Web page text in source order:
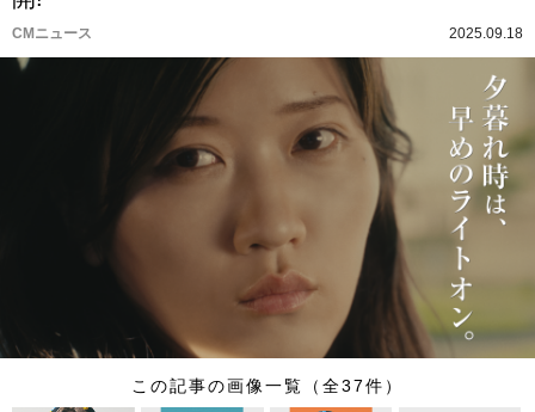
CMニュース 2025.09.18
この記事の画像一覧（全37件）